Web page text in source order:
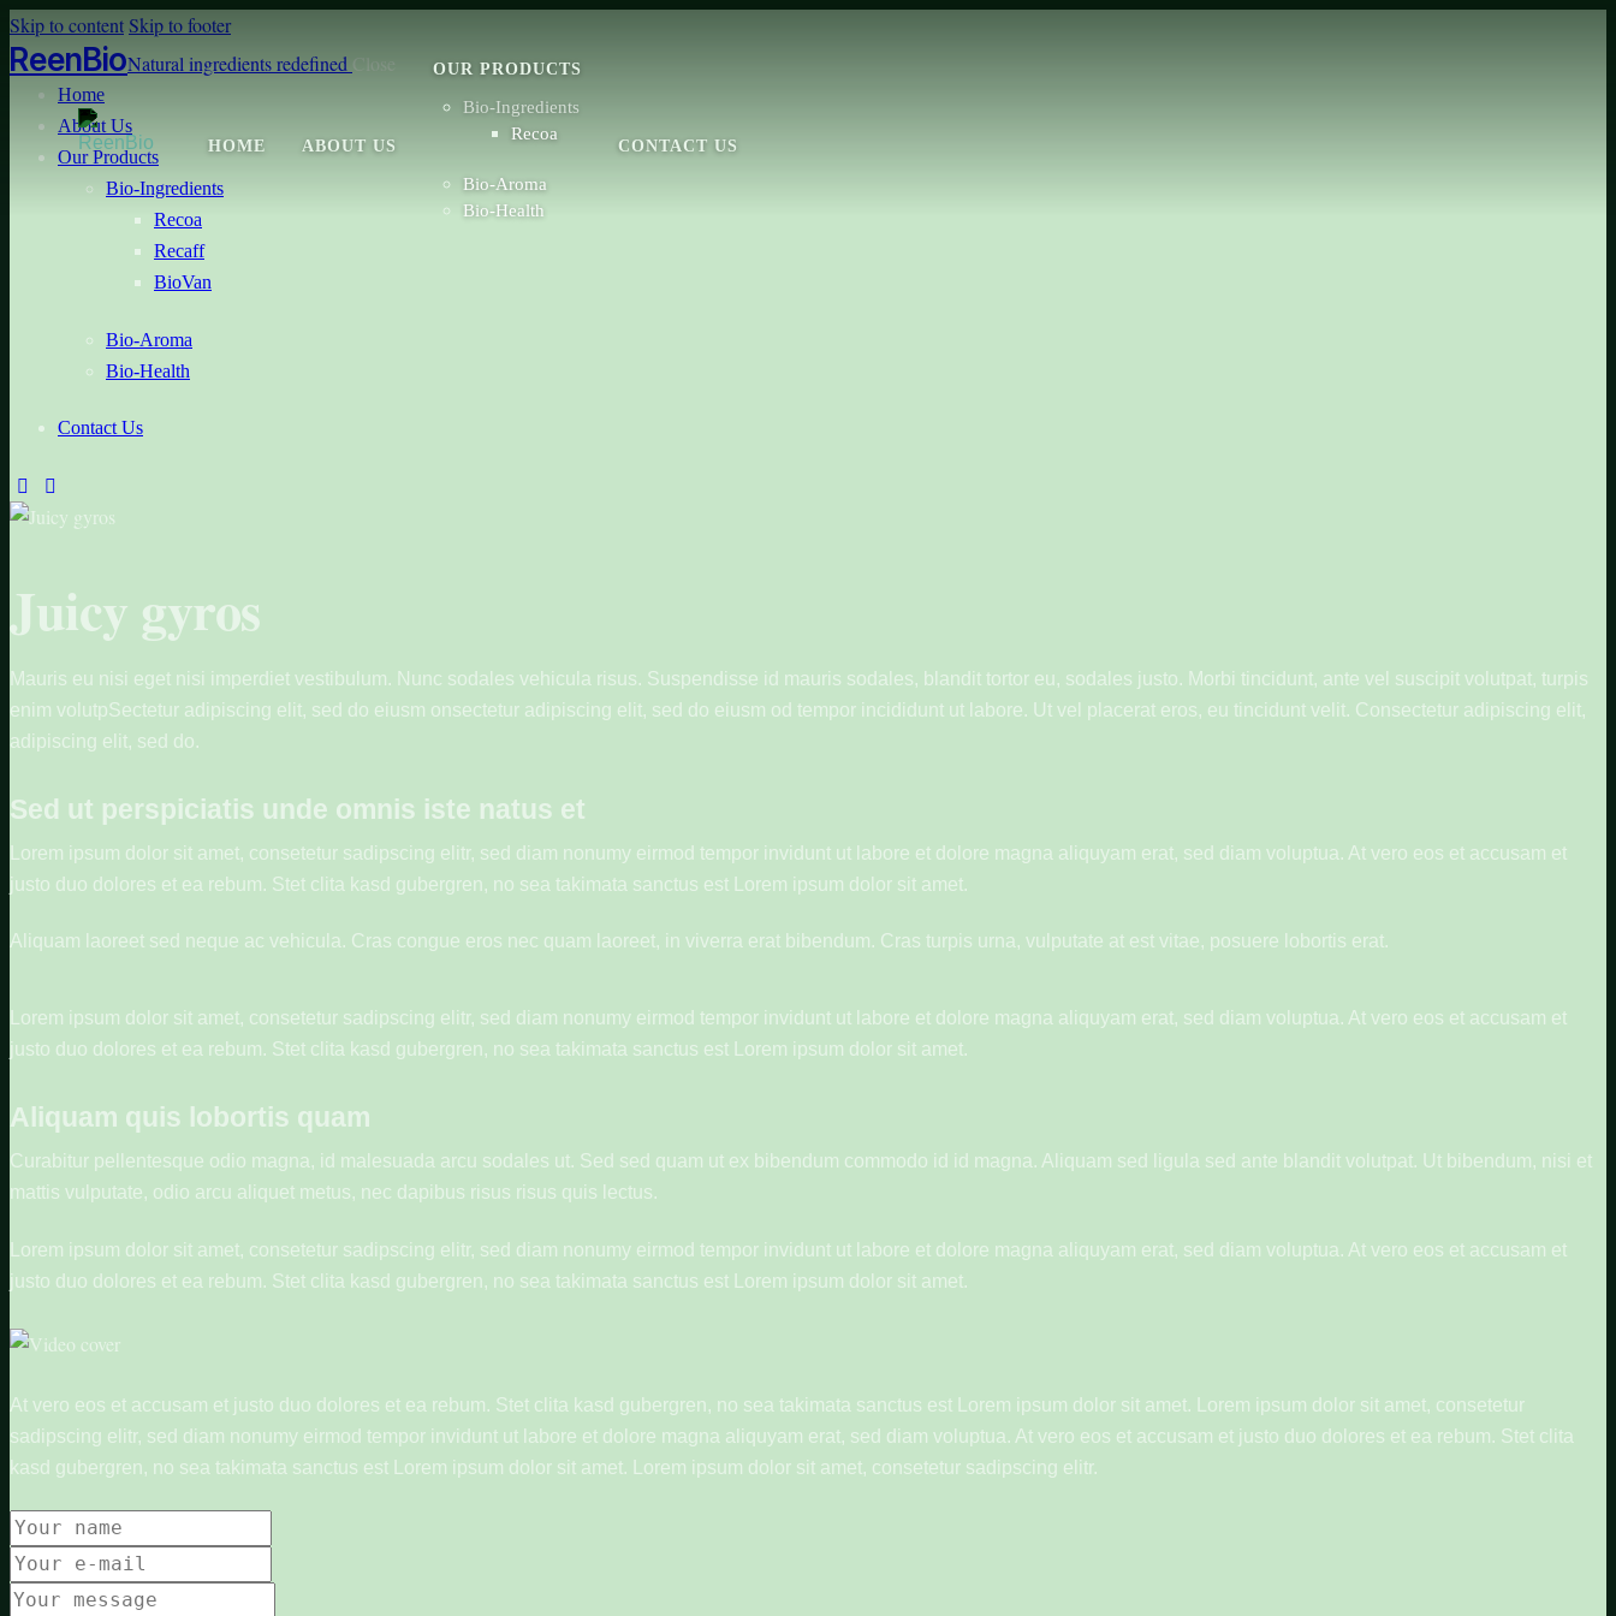
Skip to content Skip to footer
HOME ABOUT US
OUR PRODUCTS
Bio-Ingredients
Recoa
Bio-Aroma
Bio-Health
CONTACT US
ReenBioNatural ingredients redefined Close
Home
About Us
Our Products
Bio-Ingredients
Recoa
Recaff
BioVan
Bio-Aroma
Bio-Health
Contact Us
Juicy gyros
Mauris eu nisi eget nisi imperdiet vestibulum. Nunc sodales vehicula risus. Suspendisse id mauris sodales, blandit tortor eu, sodales justo. Morbi tincidunt, ante vel suscipit volutpat, turpis
enim volutpSectetur adipiscing elit, sed do eiusm onsectetur adipiscing elit, sed do eiusm od tempor incididunt ut labore. Ut vel placerat eros, eu tincidunt velit. Consectetur adipiscing elit,
adipiscing elit, sed do.
Sed ut perspiciatis unde omnis iste natus et
Lorem ipsum dolor sit amet, consetetur sadipscing elitr, sed diam nonumy eirmod tempor invidunt ut labore et dolore magna aliquyam erat, sed diam voluptua. At vero eos et accusam et
justo duo dolores et ea rebum. Stet clita kasd gubergren, no sea takimata sanctus est Lorem ipsum dolor sit amet.
Aliquam laoreet sed neque ac vehicula. Cras congue eros nec quam laoreet, in viverra erat bibendum. Cras turpis urna, vulputate at est vitae, posuere lobortis erat.
Lorem ipsum dolor sit amet, consetetur sadipscing elitr, sed diam nonumy eirmod tempor invidunt ut labore et dolore magna aliquyam erat, sed diam voluptua. At vero eos et accusam et
justo duo dolores et ea rebum. Stet clita kasd gubergren, no sea takimata sanctus est Lorem ipsum dolor sit amet.
Aliquam quis lobortis quam
Curabitur pellentesque odio magna, id malesuada arcu sodales ut. Sed sed quam ut ex bibendum commodo id id magna. Aliquam sed ligula sed ante blandit volutpat. Ut bibendum, nisi et
mattis vulputate, odio arcu aliquet metus, nec dapibus risus risus quis lectus.
Lorem ipsum dolor sit amet, consetetur sadipscing elitr, sed diam nonumy eirmod tempor invidunt ut labore et dolore magna aliquyam erat, sed diam voluptua. At vero eos et accusam et
justo duo dolores et ea rebum. Stet clita kasd gubergren, no sea takimata sanctus est Lorem ipsum dolor sit amet.
At vero eos et accusam et justo duo dolores et ea rebum. Stet clita kasd gubergren, no sea takimata sanctus est Lorem ipsum dolor sit amet. Lorem ipsum dolor sit amet, consetetur
sadipscing elitr, sed diam nonumy eirmod tempor invidunt ut labore et dolore magna aliquyam erat, sed diam voluptua. At vero eos et accusam et justo duo dolores et ea rebum. Stet clita
kasd gubergren, no sea takimata sanctus est Lorem ipsum dolor sit amet. Lorem ipsum dolor sit amet, consetetur sadipscing elitr.